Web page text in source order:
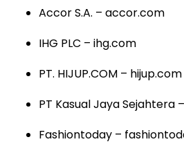
Accor S.A. – accor.com
IHG PLC – ihg.com
PT. HIJUP.COM – hijup.com
PT Kasual Jaya Sejahtera
Fashiontoday –